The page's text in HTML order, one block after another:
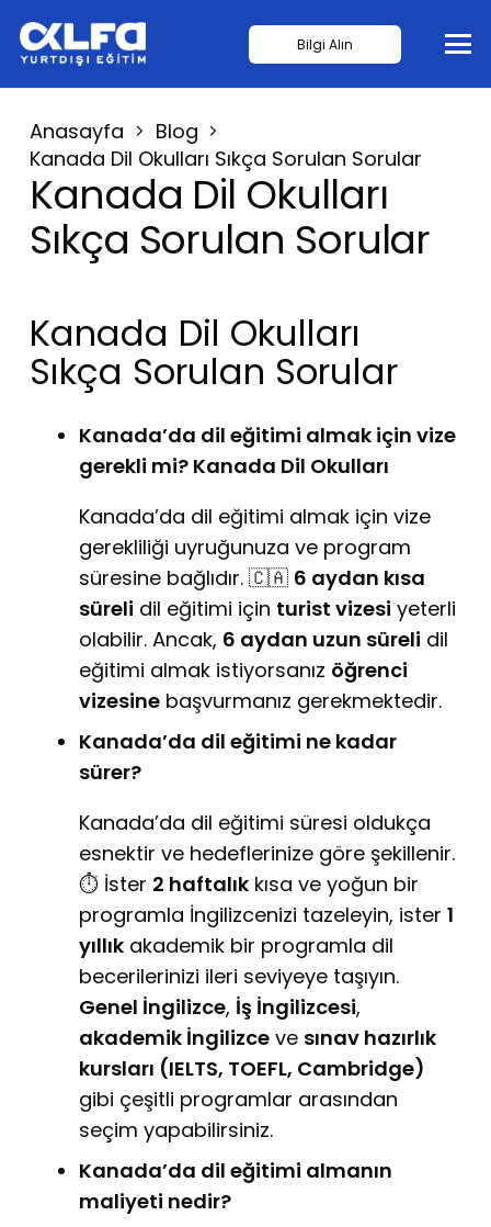
Bilgi Alın
Anasayfa
Blog
Kanada Dil Okulları Sıkça Sorulan Sorular
Kanada Dil Okulları
Sıkça Sorulan Sorular
Kanada Dil Okulları
Sıkça Sorulan Sorular
Kanada’da dil eğitimi almak için vize
gerekli mi? Kanada Dil Okulları
Kanada’da dil eğitimi almak için vize
gerekliliği uyruğunuza ve program
süresine bağlıdır. 🇨🇦 6 aydan kısa
süreli dil eğitimi için turist vizesi yeterli
olabilir. Ancak, 6 aydan uzun süreli dil
eğitimi almak istiyorsanız öğrenci
vizesine başvurmanız gerekmektedir.
Kanada’da dil eğitimi ne kadar
sürer?
Kanada’da dil eğitimi süresi oldukça
esnektir ve hedeflerinize göre şekillenir.
⏱️ İster 2 haftalık kısa ve yoğun bir
programla İngilizcenizi tazeleyin, ister 1
yıllık akademik bir programla dil
becerilerinizi ileri seviyeye taşıyın.
Genel İngilizce, İş İngilizcesi,
akademik İngilizce ve sınav hazırlık
kursları (IELTS, TOEFL, Cambridge)
gibi çeşitli programlar arasından
seçim yapabilirsiniz.
Kanada’da dil eğitimi almanın
maliyeti nedir?